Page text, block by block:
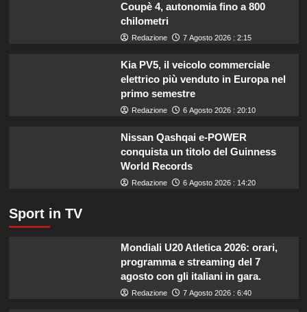
Coupè 4, autonomia fino a 800
chilometri
Redazione 7 Agosto 2026 : 2:15
Kia PV5, il veicolo commerciale
elettrico più venduto in Europa nel
primo semestre
Redazione 6 Agosto 2026 : 20:10
Nissan Qashqai e-POWER
conquista un titolo del Guinness
World Records
Redazione 6 Agosto 2026 : 14:20
Sport in TV
Mondiali U20 Atletica 2026: orari,
programma e streaming del 7
agosto con gli italiani in gara.
Redazione 7 Agosto 2026 : 6:40